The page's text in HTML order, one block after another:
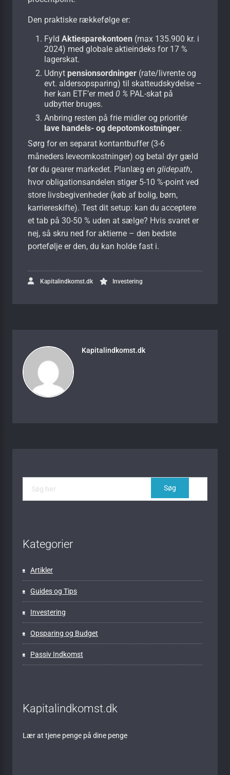
Den praktiske rækkefølge er:
Fyld Aktiesparekontoen (max 135.900 kr. i
2024) med globale aktieindeks for 17 %
lager­skat.
Udnyt pensionsordninger (rate/livrente og
evt. aldersopsparing) til skatteudskydelse –
her kan ETF’er med 0 % PAL-skat på
udbytter bruges.
Anbring resten på frie midler og prioritér
lave handels- og depotomkostninger.
Sørg for en separat kontantbuffer (3-6
måneders leveomkostninger) og betal dyr gæld
før du gearer markedet. Planlæg en glidepath,
hvor obligationsandelen stiger 5-10 %-point ved
store livsbegivenheder (køb af bolig, børn,
karriereskifte). Test dit setup: kan du acceptere
et tab på 30-50 % uden at sælge? Hvis svaret er
nej, så skru ned for aktierne – den bedste
portefølje er den, du kan holde fast i.
Kapitalindkomst.dk Investering
Kapitalindkomst.dk
Kategorier
Artikler
Guides og Tips
Investering
Opsparing og Budget
Passiv Indkomst
Kapitalindkomst.dk
Lær at tjene penge på dine penge